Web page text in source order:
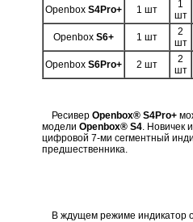
Openbox S4Pro+ 1 шт
1
шт
Openbox S6+ 1 шт
2
шт
Openbox S6Pro+ 2 шт
2
шт
Ресивер Openbox® S4Pro+
модели Openbox® S4. Новичек
цифровой 7-ми сегментный
предшественника.
В ждущем режиме индикатор